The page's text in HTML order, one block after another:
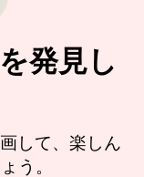
発見し
して、楽しん
う。